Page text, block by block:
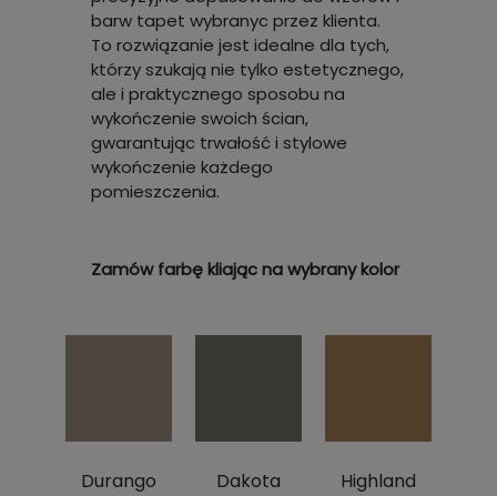
barw tapet wybranyc przez klienta.
To rozwiązanie jest idealne dla tych,
którzy szukają nie tylko estetycznego,
ale i praktycznego sposobu na
wykończenie swoich ścian,
gwarantując trwałość i stylowe
wykończenie każdego
pomieszczenia.
Zamów farbę kliając na wybrany kolor
Durango
Dakota
Highland